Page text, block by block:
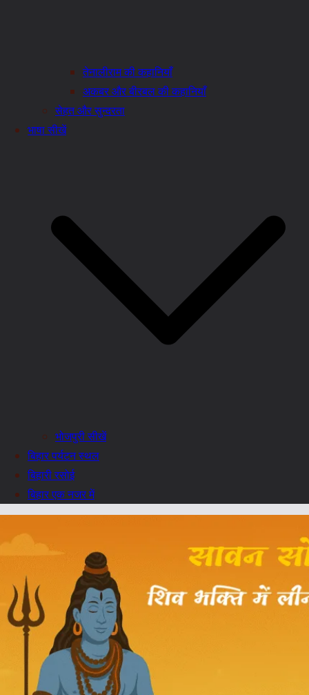
तेनालीराम की कहानियाँ
अकबर और बीरबल की कहानियाँ
सेहत और सुन्दरता
भाषा सीखें
भोजपुरी सीखें
बिहार पर्यटन स्थल
बिहारी रसोई
बिहार एक नजर में